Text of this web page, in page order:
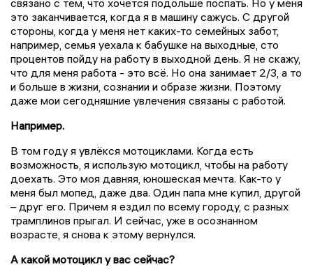
связано с тем, что хочется подольше поспать. Но у меня
это заканчивается, когда я в машину сажусь. С другой
стороны, когда у меня нет каких-то семейных забот,
например, семья уехала к бабушке на выходные, сто
процентов пойду на работу в выходной день. Я не скажу,
что для меня работа - это всё. Но она занимает 2/3, а то
и больше в жизни, сознании и образе жизни. Поэтому
даже мои сегодняшние увлечения связаны с работой.
Например.
В том году я увлёкся мотоциклами. Когда есть
возможность, я использую мотоцикл, чтобы на работу
доехать. Это моя давняя, юношеская мечта. Как-то у
меня был мопед, даже два. Один папа мне купил, другой
– друг его. Причем я ездил по всему городу, с разных
трамплинов прыгал. И сейчас, уже в осознанном
возрасте, я снова к этому вернулся.
А какой мотоцикл у вас сейчас?